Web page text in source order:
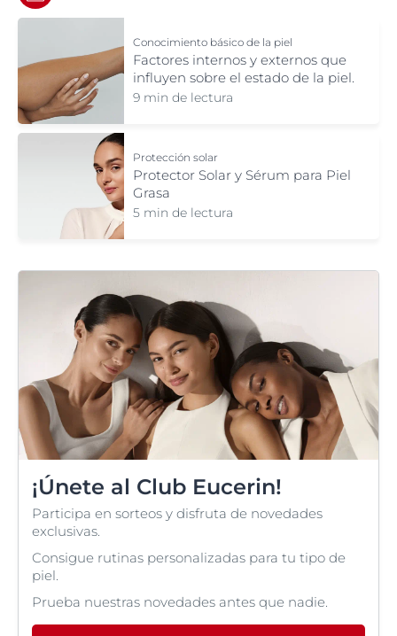
Conocimiento básico de la piel
Factores internos y externos que
influyen sobre el estado de la piel.
9 min de lectura
Protección solar
Protector Solar y Sérum para Piel
Grasa
5 min de lectura
¡Únete al Club Eucerin!
Participa en sorteos y disfruta de novedades
exclusivas.
Consigue rutinas personalizadas para tu tipo de
piel.
Prueba nuestras novedades antes que nadie.